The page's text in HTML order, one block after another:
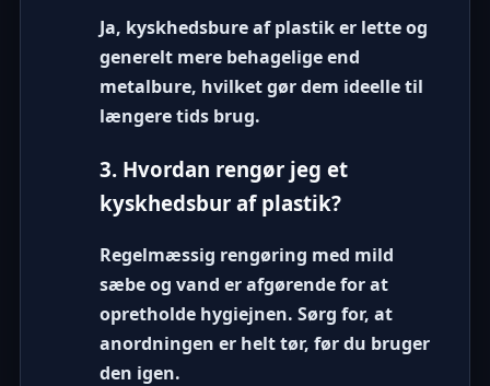
Ja, kyskhedsbure af plastik er lette og
generelt mere behagelige end
metalbure, hvilket gør dem ideelle til
længere tids brug.
3. Hvordan rengør jeg et
kyskhedsbur af plastik?
Regelmæssig rengøring med mild
sæbe og vand er afgørende for at
opretholde hygiejnen. Sørg for, at
anordningen er helt tør, før du bruger
den igen.